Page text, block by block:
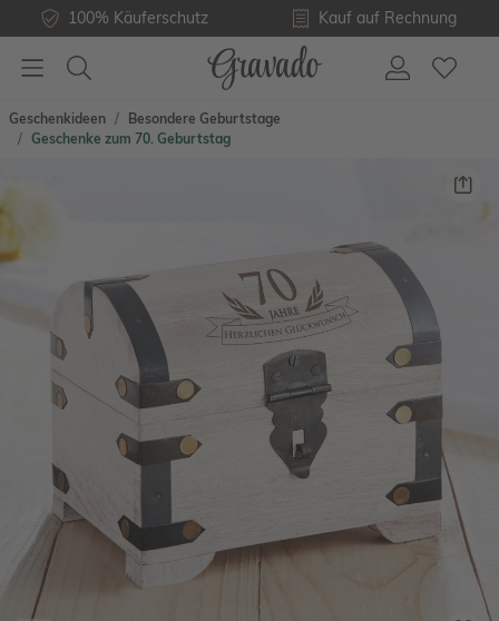
100% Käuferschutz Kauf auf Rechnung
Geschenkideen
Besondere Geburtstage
Geschenke zum 70. Geburtstag